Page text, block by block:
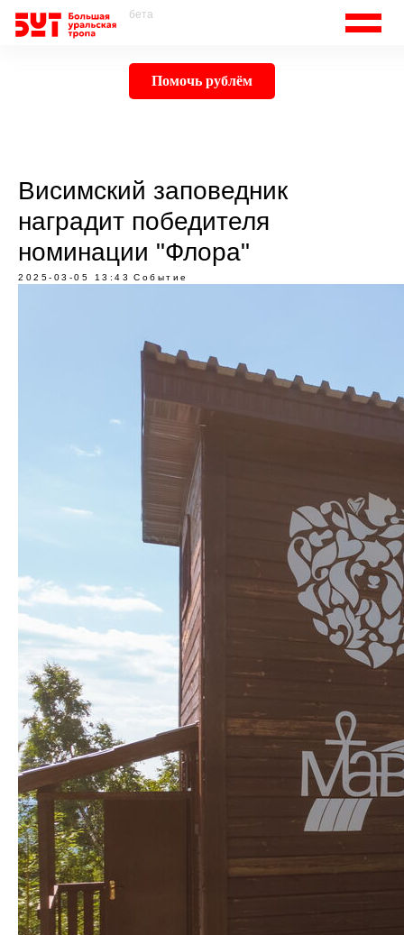
бета
Помочь рублём
Висимский заповедник
наградит победителя
номинации "Флора"
2025-03-05 13:43 Событие